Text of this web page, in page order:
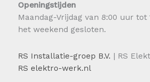
Openingstijden
Maandag-Vrijdag van 8:00 uur tot
het weekend gesloten.
RS Installatie-groep B.V. | RS
RS elektro-werk.nl